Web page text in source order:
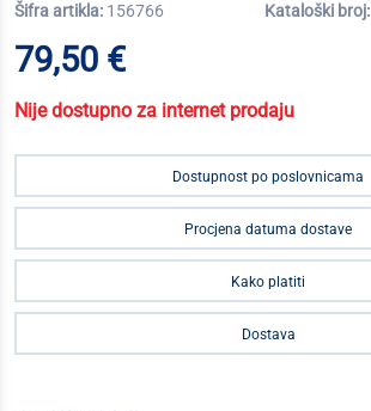
Šifra artikla: 156766 Kataloški broj:
79,50 €
Nije dostupno za internet prodaju
Dostupnost po poslovnicama
Procjena datuma dostave
Kako platiti
Dostava